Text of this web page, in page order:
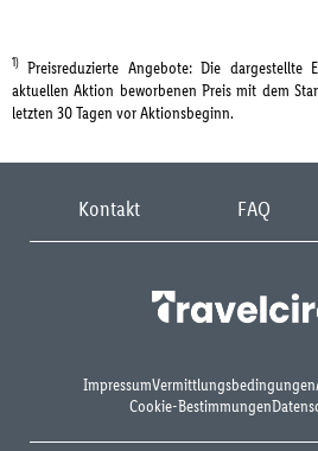
1) Preisreduzierte Angebote: Die
aktuellen Aktion beworbenen Preis mit dem
letzten 30 Tagen vor Aktionsbeginn.
Kontakt FAQ
ImpressumVermittlungsbedingungen
Cookie-Bestimmungen